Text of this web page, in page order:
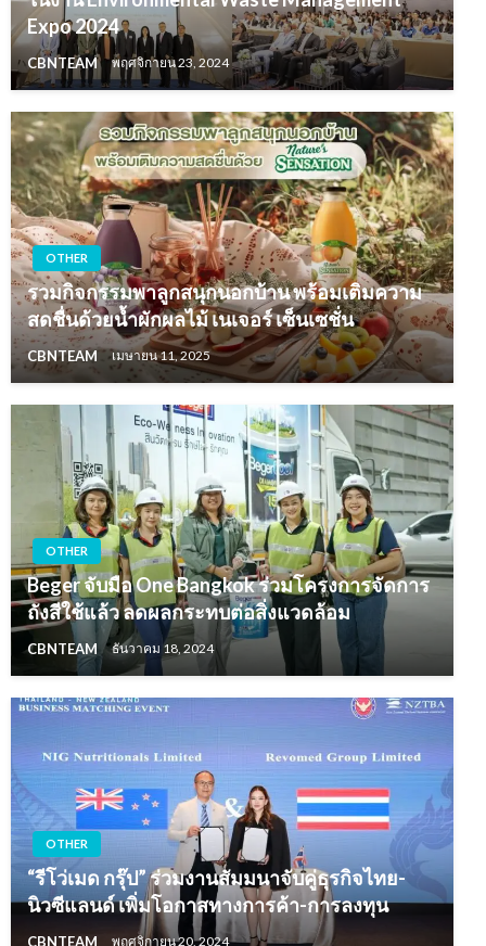
Expo 2024
CBNTEAM พฤศจิกายน 23, 2024
OTHER
รวมกิจกรรมพาลูกสนุกนอกบ้าน พร้อมเติมความ
สดชื่นด้วยน้ำผักผลไม้ เนเจอร์ เซ็นเซชั่น
CBNTEAM เมษายน 11, 2025
OTHER
Beger จับมือ One Bangkok ร่วมโครงการจัดการ
ถังสีใช้แล้ว ลดผลกระทบต่อสิ่งแวดล้อม
CBNTEAM ธันวาคม 18, 2024
OTHER
“รีโว่เมด กรุ๊ป” ร่วมงานสัมมนาจับคู่ธุรกิจไทย-
นิวซีแลนด์ เพิ่มโอกาสทางการค้า-การลงทุน
CBNTEAM พฤศจิกายน 20, 2024